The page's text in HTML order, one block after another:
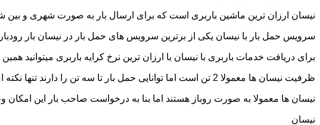
نیسان ارزان ترین ماشین باربری است که برای ارسال بار به صورت شهری و بین
سرویس حمل بار با نیسان یکی از برترین سرویس های حمل بار در نیسان بار
برای دریافت خدمات باربری با نیسان با ارزان ترین نرخ کرایه باربری میتوانید همین
ظرفیت نیسان ها معمولا 2 تن است اما توانایی حمل بار تا سه تن را دارند تنها نکته ای که باید به آن توجه داشته باشید ابعاد اتاق نیسان است که برابر است با 2 متر طول و 1.65 متر عرض.
نیسان ها معمولا به صورت روباز هستند اما بنا به درخواست صاحب بار این
نیسان